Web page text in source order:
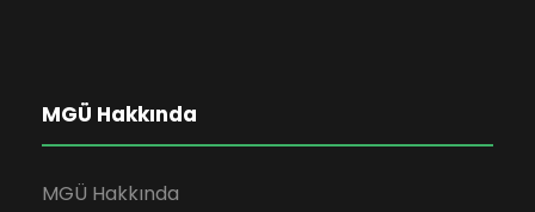
MGÜ Hakkında
MGÜ Hakkında